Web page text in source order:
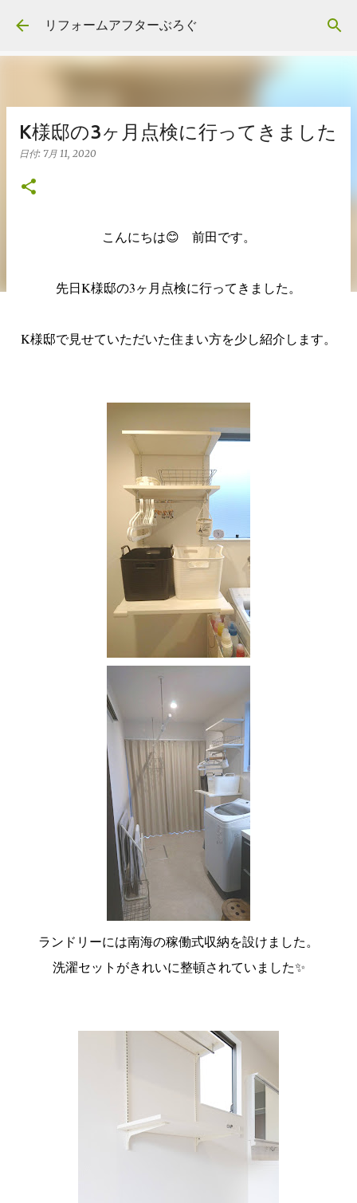
スキップしてメイン コンテンツに移動
リフォームアフターぶろぐ
K様邸の3ヶ月点検に行ってきました
日付: 7月 11, 2020
こんにちは😊 前田です。
先日K様邸の3ヶ月点検に行ってきました。
K様邸で見せていただいた住まい方を少し紹介します。
ランドリーには南海の稼働式収納を設けました。
洗濯セットがきれいに整頓されていました✨